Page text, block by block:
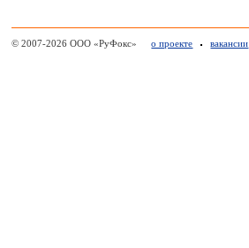
© 2007-2026 ООО «РуФокс» о проекте вакансии